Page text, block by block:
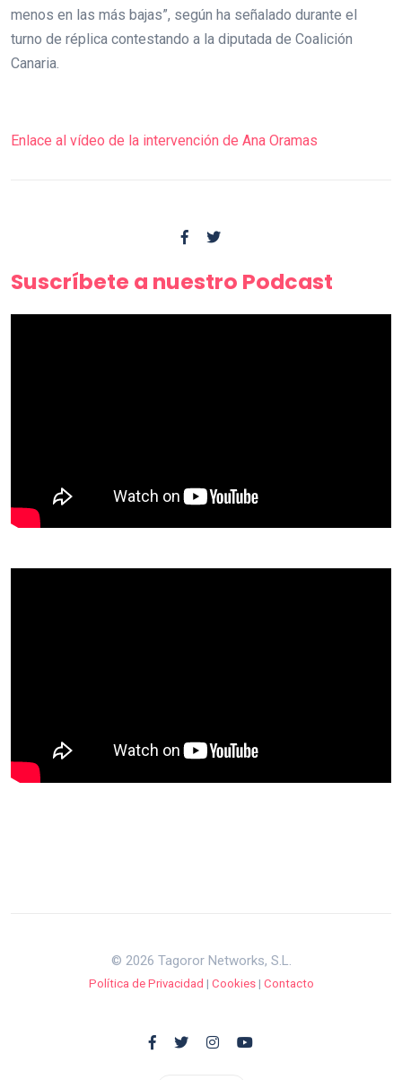
menos en las más bajas”, según ha señalado durante el
turno de réplica contestando a la diputada de Coalición
Canaria.
Enlace al vídeo de la intervención de Ana Oramas
Suscríbete a nuestro Podcast
© 2026 Tagoror Networks, S.L.
Política de Privacidad | Cookies| Contacto